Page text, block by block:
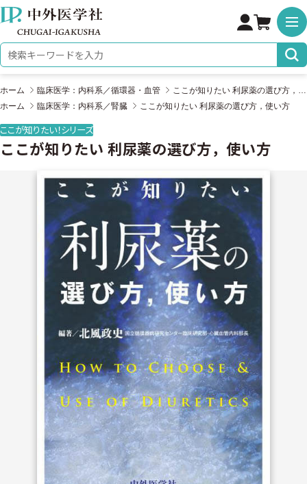
株式会社 中外医学社
検索キーワード
ホーム 臨床医学：内科系／循環器・血管
ホーム
臨床医学：内科系／腎臓 ここが知りたい 利尿薬の選び方，使い方
ここが知りたい！シリーズ
ここが知りたい 利尿薬の選び方，使い方